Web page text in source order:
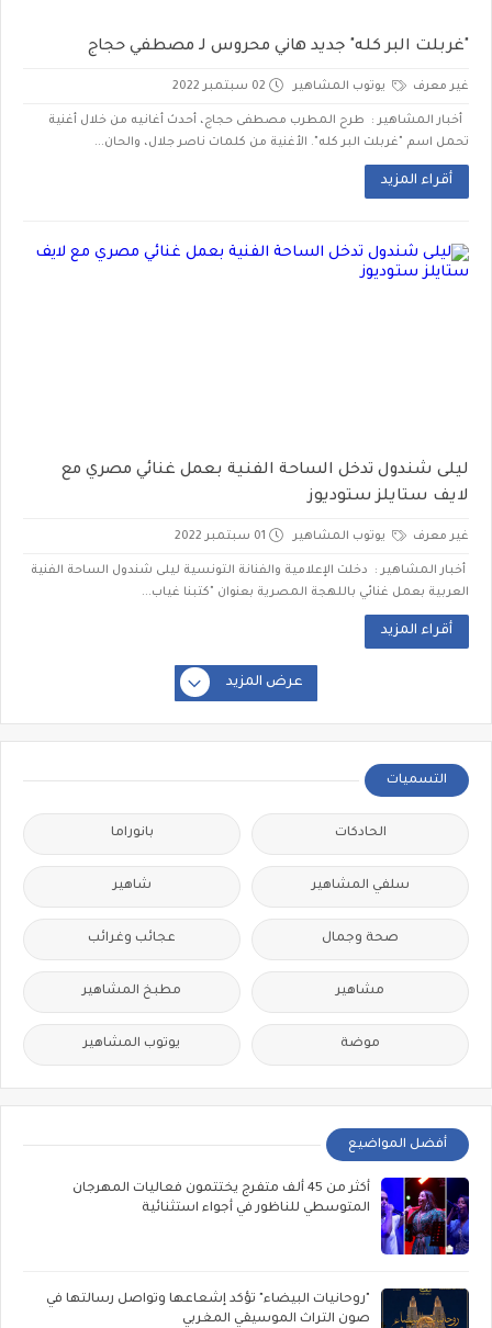
"غربلت البر كله" جديد هاني محروس لـ مصطفي حجاج
غير معرف يوتوب المشاهير 02 سبتمبر 2022
أخبار المشاهير : طرح المطرب مصطفى حجاج، أحدث أغانيه من خلال أغنية
تحمل اسم "غربلت البر كله". الأغنية من كلمات ناصر جلال، والحان...
أقراء المزيد
ليلى شندول تدخل الساحة الفنية بعمل غنائي مصري مع
لايف ستايلز ستوديوز
غير معرف يوتوب المشاهير 01 سبتمبر 2022
أخبار المشاهير : دخلت الإعلامية والفنانة التونسية ليلى شندول الساحة الفنية
العربية بعمل غنائي باللهجة المصرية بعنوان "كتبنا غياب...
أقراء المزيد
عرض المزيد
التسميات
الحادكات بانوراما
سلفي المشاهير شاهير
صحة وجمال عجائب وغرائب
مشاهير مطبخ المشاهير
موضة يوتوب المشاهير
أفضل المواضيع
أكثر من 45 ألف متفرج يختتمون فعاليات المهرجان
المتوسطي للناظور في أجواء استثنائية
"روحانيات البيضاء" تؤكد إشعاعها وتواصل رسالتها في
صون التراث الموسيقي المغربي